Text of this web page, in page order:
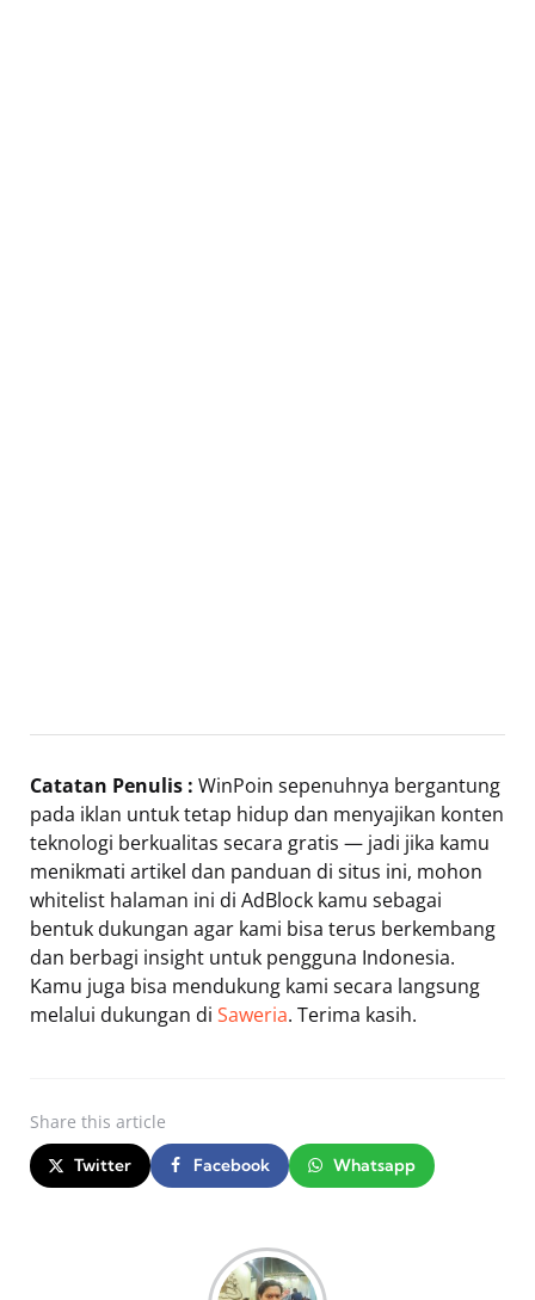
Catatan Penulis : WinPoin sepenuhnya bergantung
pada iklan untuk tetap hidup dan menyajikan konten
teknologi berkualitas secara gratis — jadi jika kamu
menikmati artikel dan panduan di situs ini, mohon
whitelist halaman ini di AdBlock kamu sebagai
bentuk dukungan agar kami bisa terus berkembang
dan berbagi insight untuk pengguna Indonesia.
Kamu juga bisa mendukung kami secara langsung
melalui dukungan di Saweria. Terima kasih.
Share this article
Twitter Facebook Whatsapp